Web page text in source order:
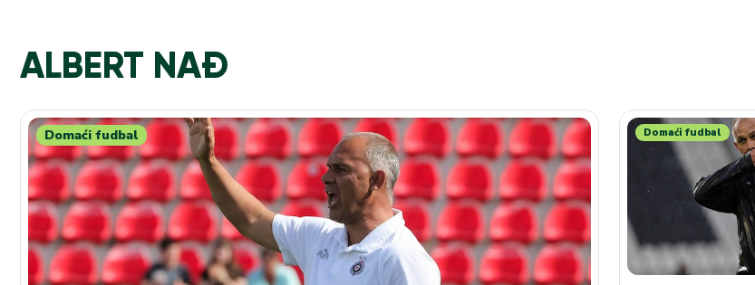
ALBERT NAĐ
Domaći fudbal Domaći fudbal